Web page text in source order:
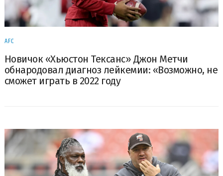
AFC
Новичок «Хьюстон Тексанс» Джон Метчи
обнародовал диагноз лейкемии: «Возможно, не
сможет играть в 2022 году